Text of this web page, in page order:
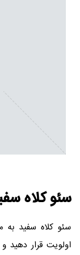
سئو کلاه
سئو کلاه سفید به
اولویت قرار دهید